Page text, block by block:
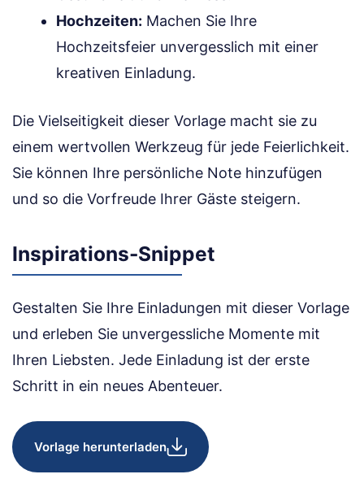
Hochzeiten: Machen Sie Ihre
Hochzeitsfeier unvergesslich mit einer
kreativen Einladung.
Die Vielseitigkeit dieser Vorlage macht sie zu
einem wertvollen Werkzeug für jede Feierlichkeit.
Sie können Ihre persönliche Note hinzufügen
und so die Vorfreude Ihrer Gäste steigern.
Inspirations-Snippet
Gestalten Sie Ihre Einladungen mit dieser Vorlage
und erleben Sie unvergessliche Momente mit
Ihren Liebsten. Jede Einladung ist der erste
Schritt in ein neues Abenteuer.
Vorlage herunterladen